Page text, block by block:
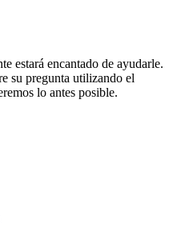
estará encantado de ayudarle.
su pregunta utilizando el
lo antes posible.